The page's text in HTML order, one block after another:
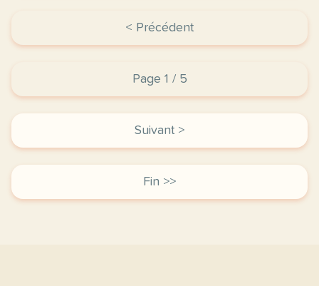
< Précédent
Page 1 / 5
Suivant >
Fin >>